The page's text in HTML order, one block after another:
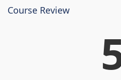
Course Review